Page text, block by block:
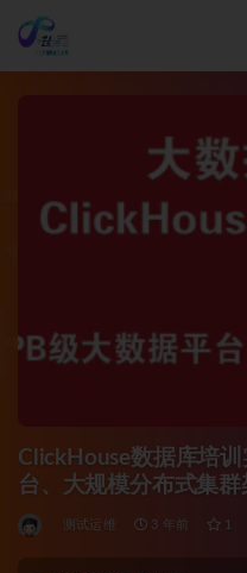
ClickHouse数据库培
台、大规模分布式集群
测试运维 3 年前 1